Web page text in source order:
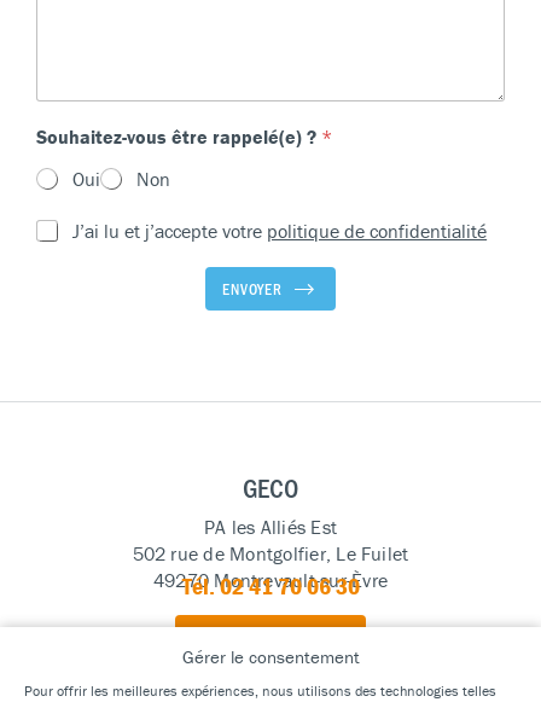
Gérer le consentement
Pour offrir les meilleures expériences, nous utilisons des technologies telles
Souhaitez-vous être rappelé(e) ? *
Oui
Non
R
J’ai lu et j’accepte votre politique de confidentialité
ENVOYER
GECO
PA les Alliés Est
502 rue de Montgolfier, Le Fuilet
49270 Montrevault-sur-Èvre
Tél. 02 41 70 06 30
Suivez-nous